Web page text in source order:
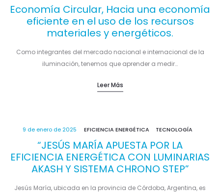
Economía Circular, Hacia una economía
eficiente en el uso de los recursos
materiales y energéticos.
Como integrantes del mercado nacional e internacional de la
iluminación, tenemos que aprender a medir…
Leer Más
9 de enero de 2025 EFICIENCIA ENERGÉTICA TECNOLOGÍA
“JESÚS MARÍA APUESTA POR LA
EFICIENCIA ENERGÉTICA CON LUMINARIAS
AKASH Y SISTEMA CHRONO STEP”
Jesús María, ubicada en la provincia de Córdoba, Argentina, es